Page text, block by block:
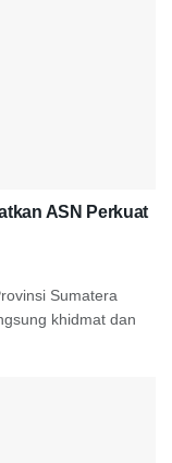
ASN Perkuat
Sumatera
khidmat dan